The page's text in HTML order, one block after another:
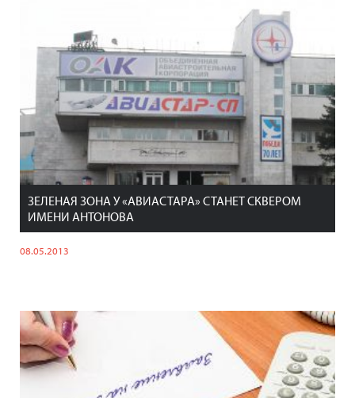
ЗЕЛЕНАЯ ЗОНА У «АВИАСТАРА» СТАНЕТ СКВЕРОМ
ИМЕНИ АНТОНОВА
08.05.2013